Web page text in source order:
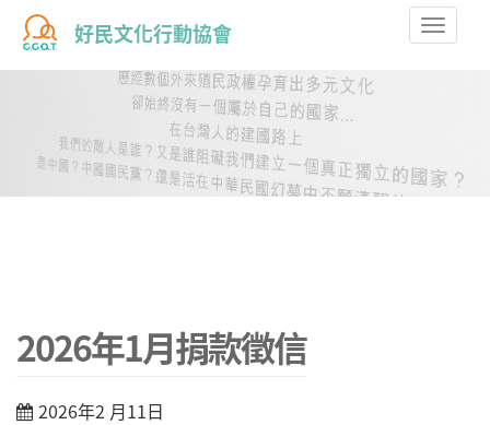
好民文化行動協會
Toggle
2026年1月捐款徵信
2026年2 月11日